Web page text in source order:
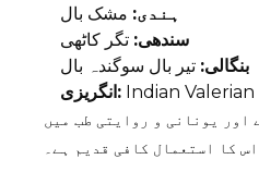
ہندی: مشک بال
سندھی: تگر کاٹھی
بنگالی: تیر بال سوگندہ بال
انگریزی: Indian Valerian
اور یونانی و روایتی طب میں
اس کا استعمال کافی قدیم ہے۔